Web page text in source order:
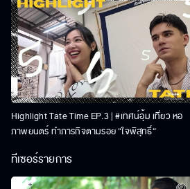
Highlight Tate Time EP.3 | #เทศน์อุ้ม เที่ยว หอ
ภาพยนตร์ ทำภารกิจตามรอย “ใจพิสุทธิ์“
ทีเซอร์รายการ